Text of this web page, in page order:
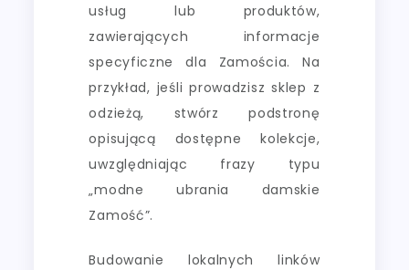
usług lub produktów,
zawierających informacje
specyficzne dla Zamościa. Na
przykład, jeśli prowadzisz sklep z
odzieżą, stwórz podstronę
opisującą dostępne kolekcje,
uwzględniając frazy typu
„modne ubrania damskie
Zamość”.
Budowanie lokalnych linków